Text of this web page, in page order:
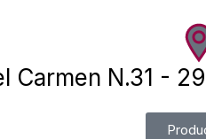
Carmen N.31 -